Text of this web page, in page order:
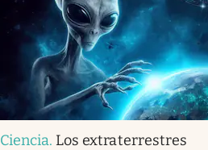
Ciencia. Los extraterrestres